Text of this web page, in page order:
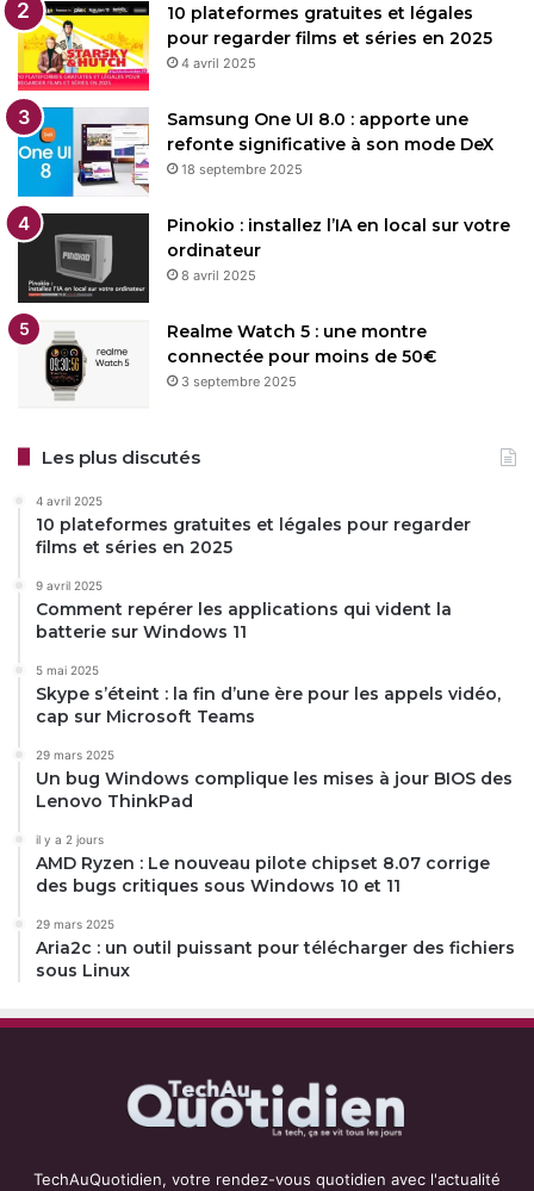
10 plateformes gratuites et légales
pour regarder films et séries en 2025
4 avril 2025
Samsung One UI 8.0 : apporte une
refonte significative à son mode DeX
18 septembre 2025
Pinokio : installez l’IA en local sur votre
ordinateur
8 avril 2025
Realme Watch 5 : une montre
connectée pour moins de 50€
3 septembre 2025
Les plus discutés
4 avril 2025
10 plateformes gratuites et légales pour regarder
films et séries en 2025
9 avril 2025
Comment repérer les applications qui vident la
batterie sur Windows 11
5 mai 2025
Skype s’éteint : la fin d’une ère pour les appels vidéo,
cap sur Microsoft Teams
29 mars 2025
Un bug Windows complique les mises à jour BIOS des
Lenovo ThinkPad
il y a 2 jours
AMD Ryzen : Le nouveau pilote chipset 8.07 corrige
des bugs critiques sous Windows 10 et 11
29 mars 2025
Aria2c : un outil puissant pour télécharger des fichiers
sous Linux
TechAuQuotidien, votre rendez-vous quotidien avec l'actualité